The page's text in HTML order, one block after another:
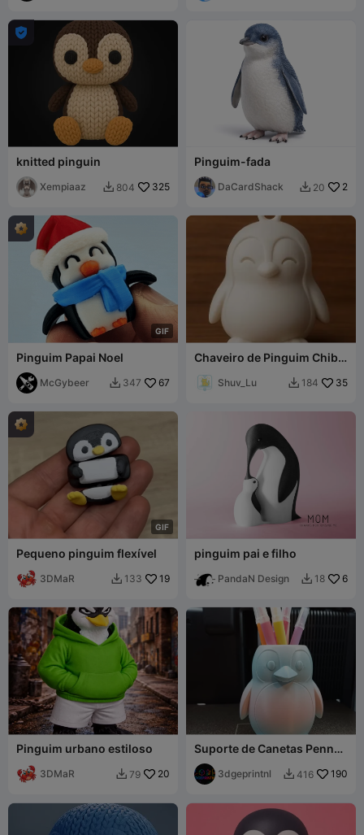

knitted pinguin
Xempiaaz  804 325
Pinguim-fada
DaCardShack  20 2
GIF
Pinguim Papai Noel
McGybeer  347 67
Chaveiro de Pinguim Chibi
Shuv_Lu  184 35
GIF
Pequeno pinguim flexível
3DMaR  133 19
pinguim pai e filho
PandaN Design  18 6
Pinguim urbano estiloso
3DMaR  79 20
Suporte de Canetas Penny,
a Pinguim
3dgeprintnl  416 190